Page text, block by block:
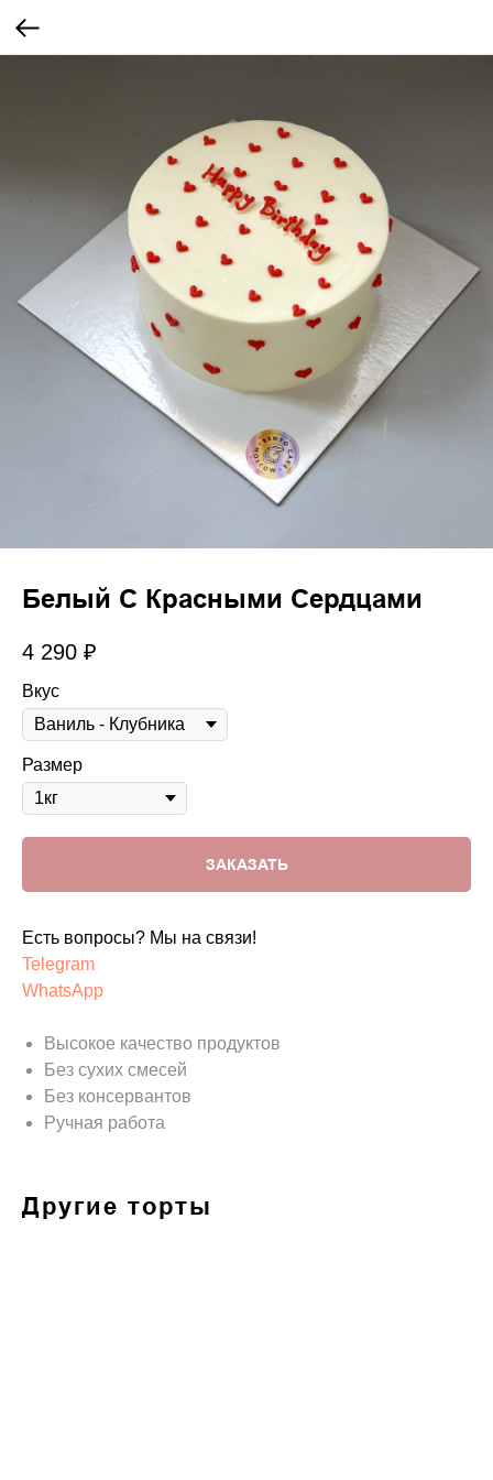
Белый С Красными Сердцами
4 290 ₽
Вкус
Размер
ЗАКАЗАТЬ
Есть вопросы? Мы на связи!
Telegram
WhatsApp
Высокое качество продуктов
Без сухих смесей
Без консервантов
Ручная работа
Другие торты